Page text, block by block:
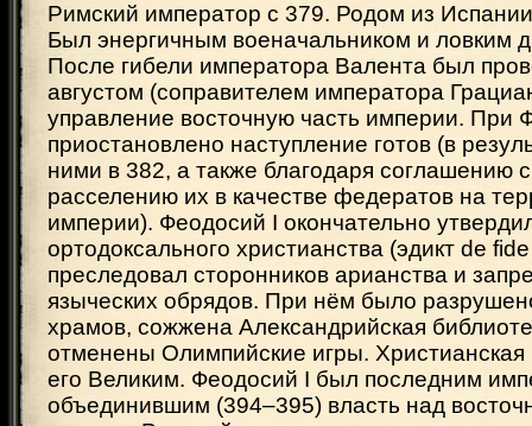
Римский император с 379. Родом из
Был энергичным военачальником и ловким
После гибели императора Валента был
августом (соправителем императора
управление восточную часть империи. При
приостановлено наступление готов (в
ними в 382, а также благодаря соглашению
расселению их в качестве федератов на
империи). Феодосий I окончательно
ортодоксального христианства (эдикт de
преследовал сторонников арианства и
языческих обрядов. При нём было
храмов, сожжена Александрийская
отменены Олимпийские игры. Христианская
его Великим. Феодосий I был последним
объединившим (394–395) власть над